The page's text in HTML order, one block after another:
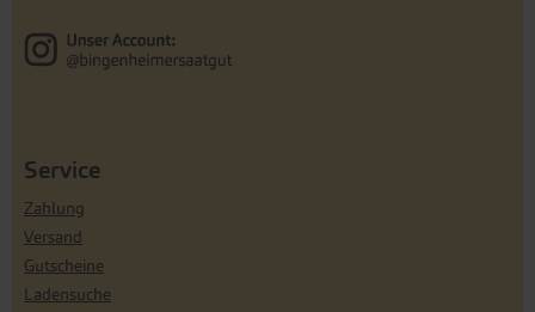
Service
Zahlung
Versand
Gutscheine
Ladensuche